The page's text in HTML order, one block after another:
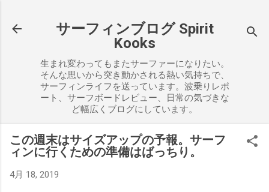
サーフィンブログ Spirit
Kooks
生まれ変わってもまたサーファーになりたい。
そんな思いから突き動かされる熱い気持ちで、
サーフィンライフを送っています。波乗りレポ
ート、サーフボードレビュー、日常の気づきな
ど幅広くブログにしています。
この週末はサイズアップの予報。サーフ
ィンに行くための準備はばっちり。
4月 18, 2019